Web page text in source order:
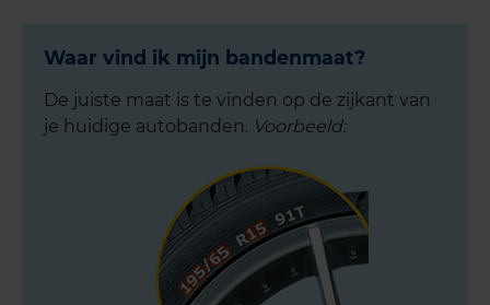
Waar vind ik mijn bandenmaat?
De juiste maat is te vinden op de zijkant van
je huidige autobanden. Voorbeeld: